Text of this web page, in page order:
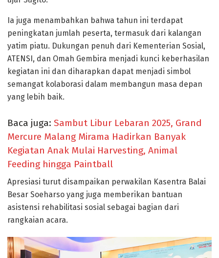
Ia juga menambahkan bahwa tahun ini terdapat
peningkatan jumlah peserta, termasuk dari kalangan
yatim piatu. Dukungan penuh dari Kementerian Sosial,
ATENSI , dan Omah Gembira menjadi kunci keberhasilan
kegiatan ini dan diharapkan dapat menjadi simbol
semangat kolaborasi dalam membangun masa depan
yang lebih baik.
Baca juga: Sambut Libur Lebaran 2025, Grand
Mercure Malang Mirama Hadirkan Banyak
Kegiatan Anak Mulai Harvesting, Animal
Feeding hingga Paintball
Apresiasi turut disampaikan perwakilan Kasentra Balai
Besar Soeharso yang juga memberikan bantuan
asistensi rehabilitasi sosial sebagai bagian dari
rangkaian acara.